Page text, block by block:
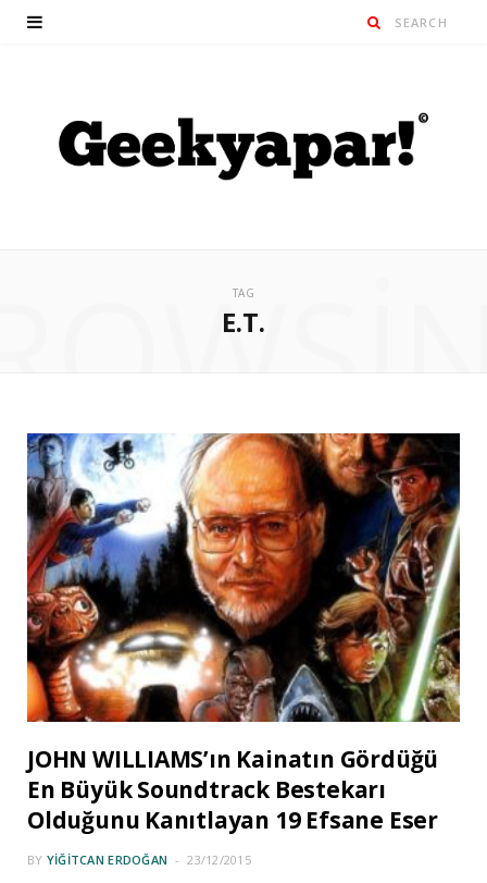
TAG
E.T.
JOHN WILLIAMS’ın Kainatın Gördüğü
En Büyük Soundtrack Bestekarı
Olduğunu Kanıtlayan 19 Efsane Eser
BY YIĞITCAN ERDOĞAN 23/12/2015